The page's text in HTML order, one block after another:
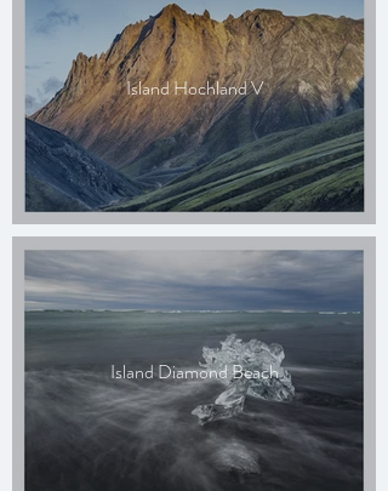
Island Hochland V
Island Diamond Beach